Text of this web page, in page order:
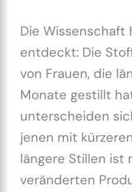
Die
entdeckt: Die
von Frauen, die
Monate gestillt
unterscheiden
jenen mit
längere Stillen ist
veränderten